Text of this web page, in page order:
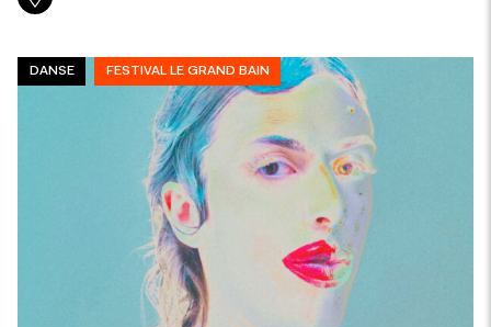
DANSE FESTIVAL LE GRAND BAIN